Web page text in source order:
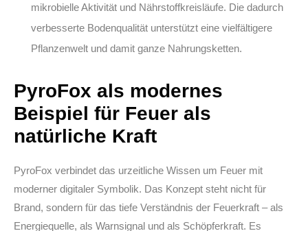
mikrobielle Aktivität und Nährstoffkreisläufe. Die dadurch
verbesserte Bodenqualität unterstützt eine vielfältigere
Pflanzenwelt und damit ganze Nahrungsketten.
PyroFox als modernes
Beispiel für Feuer als
natürliche Kraft
PyroFox verbindet das urzeitliche Wissen um Feuer mit
moderner digitaler Symbolik. Das Konzept steht nicht für
Brand, sondern für das tiefe Verständnis der Feuerkraft – als
Energiequelle, als Warnsignal und als Schöpferkraft. Es